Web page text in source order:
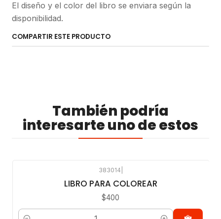
El diseño y el color del libro se enviara según la
disponibilidad.
COMPARTIR ESTE PRODUCTO
También podría
interesarte uno de estos
383014
LIBRO PARA COLOREAR
$400